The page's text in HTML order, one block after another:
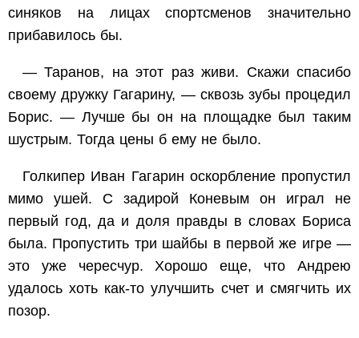
синяков на лицах спортсменов значительно
прибавилось бы.
— Таранов, на этот раз живи. Скажи спасибо
своему дружку Гагарину, — сквозь зубы процедил
Борис. — Лучше бы он на площадке был таким
шустрым. Тогда цены б ему не было.
Голкипер Иван Гагарин оскорбление пропустил
мимо ушей. С задирой Коневым он играл не
первый год, да и доля правды в словах Бориса
была. Пропустить три шайбы в первой же игре —
это уже чересчур. Хорошо еще, что Андрею
удалось хоть как-то улучшить счет и смягчить их
позор.